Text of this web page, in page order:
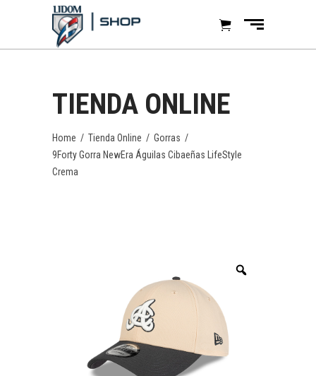
TIENDA ONLINE
Home / Tienda Online / Gorras /
9Forty Gorra NewEra Águilas Cibaeñas LifeStyle
Crema